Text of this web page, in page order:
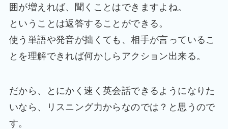
囲が増えれば、聞くことはできますよね。
ということは返答することができる。
使う単語や発音が拙くても、相手が言っているこ
とを理解できれば何かしらアクション出来る。
だから、とにかく速く英会話できるようになりた
いなら、リスニング力からなのでは？と思うので
す。